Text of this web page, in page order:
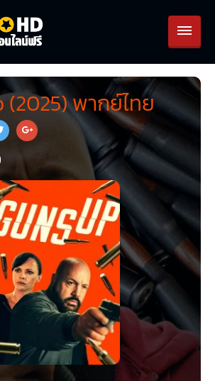
(2025) พากย์ไทย